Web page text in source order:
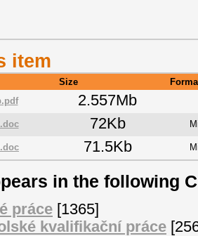
item
Size
2.557Mb
72Kb
71.5Kb
in the following
práce [1365]
kvalifikační práce